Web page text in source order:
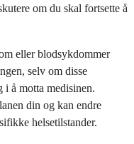
om du skal fortsette å
eller blodsykdommer
selv om disse
i å motta medisinen.
din og kan endre
helsetilstander.